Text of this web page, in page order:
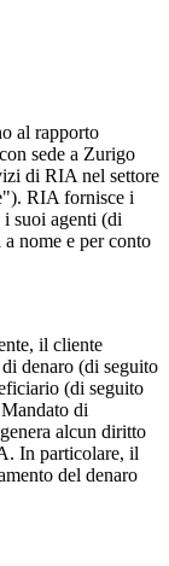
al rapporto
sede a Zurigo
di RIA nel settore
RIA fornisce i
suoi agenti (di
nome e per conto
il cliente
denaro (di seguito
(di seguito
di
alcun diritto
In particolare, il
del denaro